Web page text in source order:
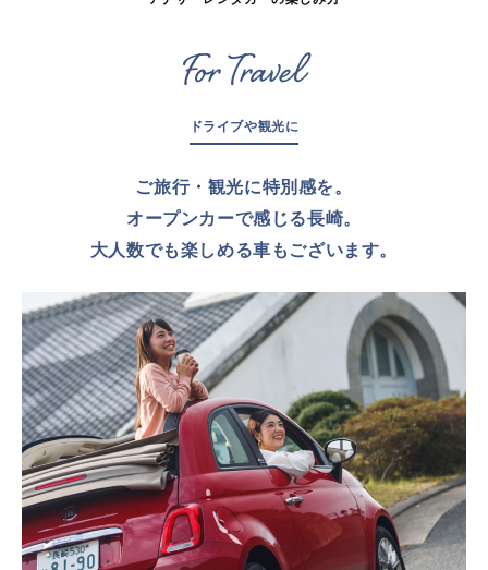
For Travel
ドライブや観光に
ご旅行・観光に特別感を。
オープンカーで感じる長崎。
大人数でも楽しめる車もございます。